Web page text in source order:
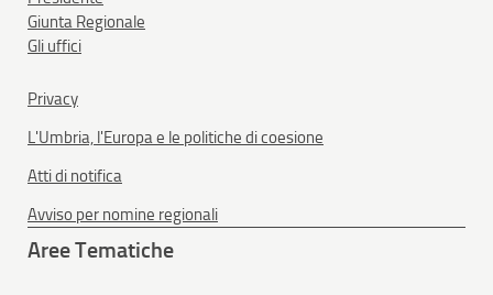
Giunta Regionale
Gli uffici
Privacy
L'Umbria, l'Europa e le politiche di coesione
Atti di notifica
Avviso per nomine regionali
Aree Tematiche